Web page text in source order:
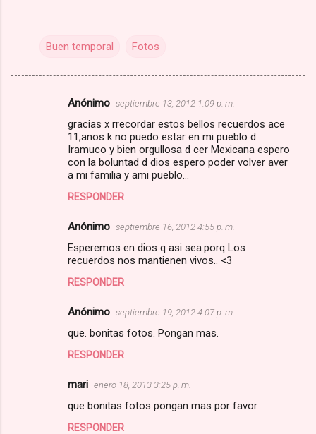
Buen temporal Fotos
Anónimo septiembre 13, 2012 1:09 p. m.
gracias x rrecordar estos bellos recuerdos ace
11,anos k no puedo estar en mi pueblo d
Iramuco y bien orgullosa d cer Mexicana espero
con la boluntad d dios espero poder volver aver
a mi familia y ami pueblo...
RESPONDER
Anónimo septiembre 16, 2012 4:55 p. m.
Esperemos en dios q asi sea.porq Los
recuerdos nos mantienen vivos.. <3
RESPONDER
Anónimo septiembre 19, 2012 4:07 p. m.
que. bonitas fotos. Pongan mas.
RESPONDER
mari enero 18, 2013 3:25 p. m.
que bonitas fotos pongan mas por favor
RESPONDER